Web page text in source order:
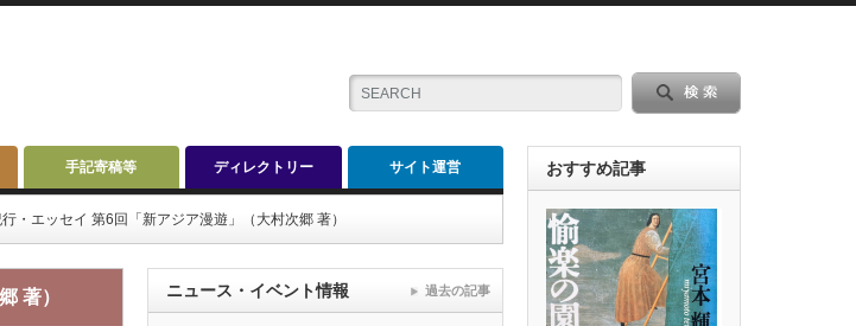
手記寄稿等 ディレクトリー サイト運営
・エッセイ 第6回「新アジア漫遊」（大村次郷 著）
著） ニュース・イベント情報 過去の記事
おすすめ記事